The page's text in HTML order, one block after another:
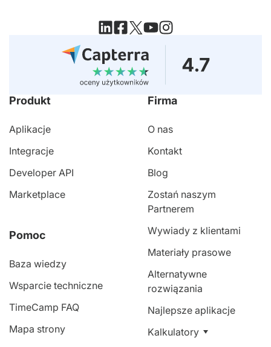
Produkt
Aplikacje
Integracje
Developer API
Marketplace
Pomoc
Baza wiedzy
Wsparcie techniczne
TimeCamp FAQ
Mapa strony
Firma
O nas
Kontakt
Blog
Zostań naszym
Partnerem
Wywiady z klientami
Materiały prasowe
Alternatywne
rozwiązania
Najlepsze aplikacje
Kalkulatory